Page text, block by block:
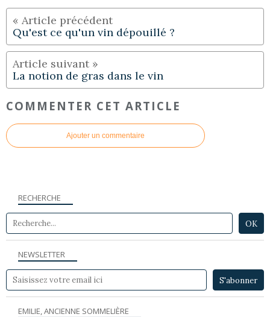
Qu'est ce qu'un vin dépouillé ?
La notion de gras dans le vin
COMMENTER CET ARTICLE
Ajouter un commentaire
NEWSLETTER
RECHERCHE
EMILIE, ANCIENNE SOMMELIÈRE